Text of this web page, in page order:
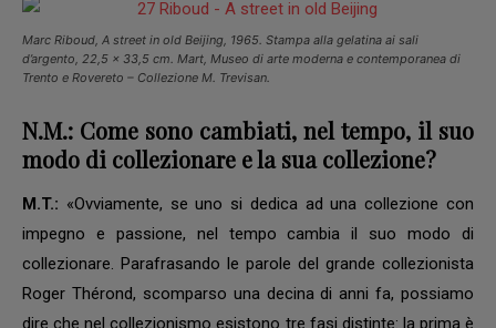
Marc Riboud, A street in old Beijing, 1965. Stampa alla gelatina ai sali
d’argento, 22,5 x 33,5 cm. Mart, Museo di arte moderna e contemporanea di
Trento e Rovereto – Collezione M. Trevisan.
N.M.: Come sono cambiati, nel tempo, il suo
modo di collezionare e la sua collezione?
M.T.: «Ovviamente, se uno si dedica ad una collezione con
impegno e passione, nel tempo cambia il suo modo di
collezionare. Parafrasando le parole del grande collezionista
Roger Thérond, scomparso una decina di anni fa, possiamo
dire che nel collezionismo esistono tre fasi distinte: la prima è